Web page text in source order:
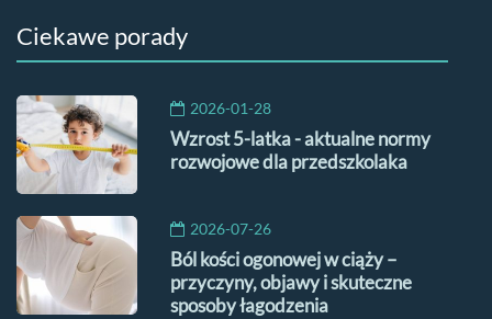
Ciekawe porady
2026-01-28
Wzrost 5-latka - aktualne normy
rozwojowe dla przedszkolaka
2026-07-26
Ból kości ogonowej w ciąży –
przyczyny, objawy i skuteczne
sposoby łagodzenia